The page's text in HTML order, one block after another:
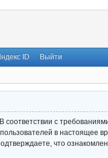
ID Выйти
с
в настоящее
что